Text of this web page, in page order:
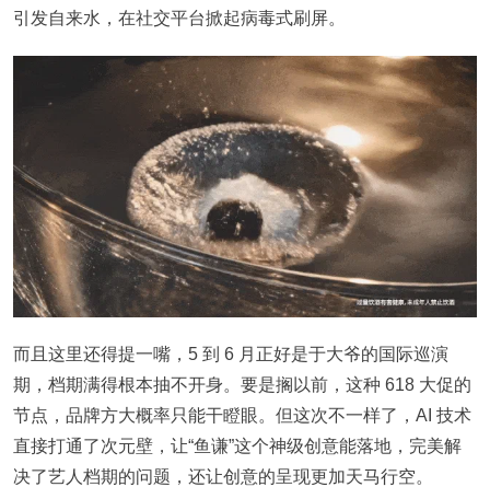
引发自来水，在社交平台掀起病毒式刷屏。
而且这里还得提一嘴，5 到 6 月正好是于大爷的国际巡演
期，档期满得根本抽不开身。要是搁以前，这种 618 大促的
节点，品牌方大概率只能干瞪眼。但这次不一样了，AI 技术
直接打通了次元壁，让“鱼谦”这个神级创意能落地，完美解
决了艺人档期的问题，还让创意的呈现更加天马行空。